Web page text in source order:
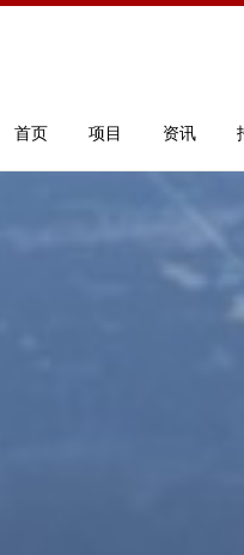
首页 项目 资讯